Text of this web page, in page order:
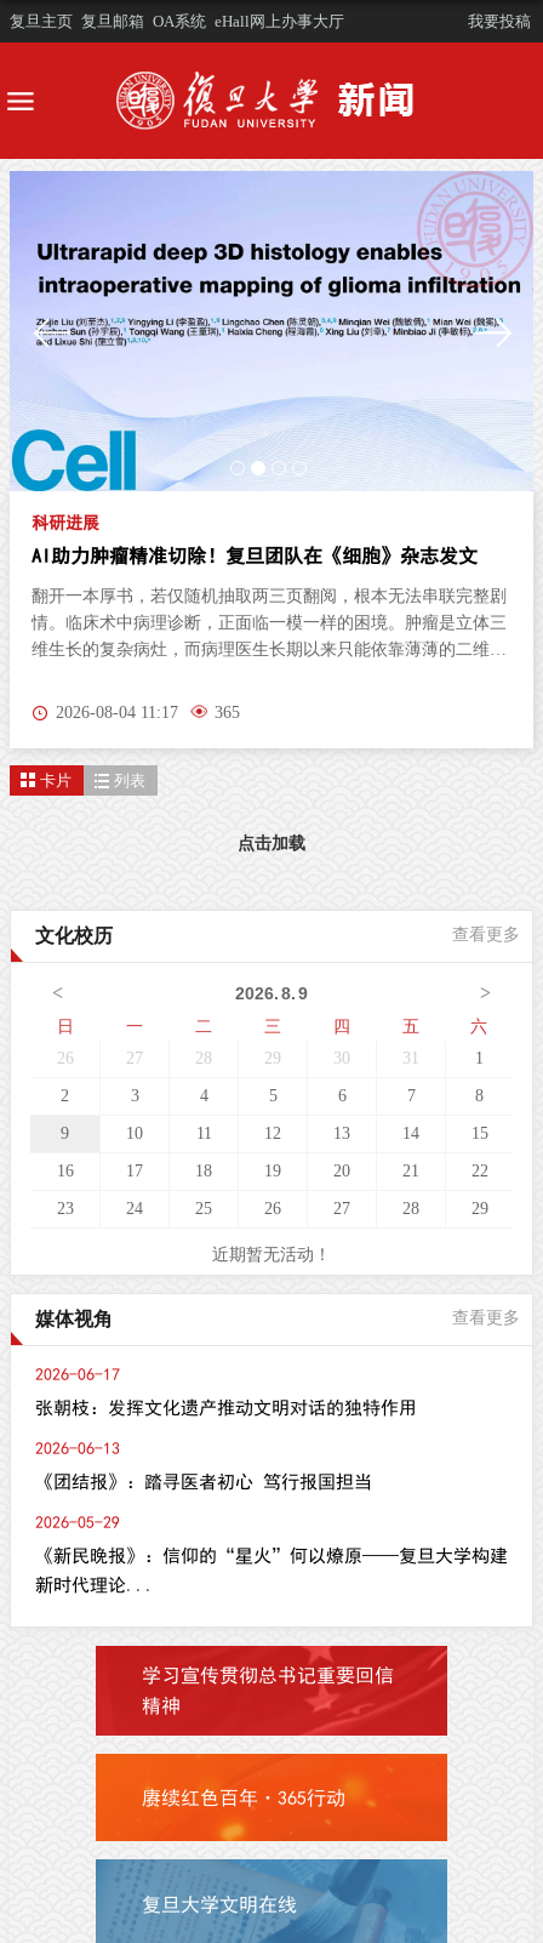
复旦主页 复旦邮箱 OA系统 eHall网上办事大厅 我要投稿
科研进展
AI助力肿瘤精准切除！复旦团队在《细胞》杂志发文
翻开一本厚书，若仅随机抽取两三页翻阅，根本无法串联完整剧
情。临床术中病理诊断，正面临一模一样的困境。肿瘤是立体三
维生长的复杂病灶，而病理医生长期以来只能依靠薄薄的二维切
隙立体蔓延、分布隐匿，单一平面切片极易遗漏关键病变区域，
队联合物理学系季敏标团队，在国际学术期刊《细胞》（Cell）
mapping of glioma infiltration”，推出全新超快速三维病理技术平
受激拉曼散射（SRS）成像原理，创新性融合快速组织透明化技
术与无监督学习图像生成算法，解决了三维病理成像周期漫长的
2026-08-04 11:17 365
卡片 列表
点击加载
文化校历 查看更多
< >
2026.8.9
日
一 二 三 四 五 六
26 27 28 29 30 31 1
2 3 4 5 6 7 8
9 10 11 12 13 14 15
16 17 18 19 20 21 22
23 24 25 26 27 28 29
近期暂无活动！
媒体视角 查看更多
2026-06-17
张朝枝：发挥文化遗产推动文明对话的独特作用
2026-06-13
《团结报》：踏寻医者初心 笃行报国担当
2026-05-29
《新民晚报》：信仰的“星火”何以燎原——复旦大学构建
新时代理论...
学习宣传贯彻总书记重要回信
精神
赓续红色百年·365行动
复旦大学文明在线